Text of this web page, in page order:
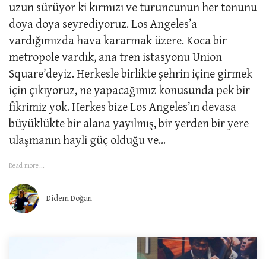
uzun sürüyor ki kırmızı ve turuncunun her tonunu
doya doya seyrediyoruz. Los Angeles’a
vardığımızda hava kararmak üzere. Koca bir
metropole vardık, ana tren istasyonu Union
Square’deyiz. Herkesle birlikte şehrin içine girmek
için çıkıyoruz, ne yapacağımız konusunda pek bir
fikrimiz yok. Herkes bize Los Angeles’ın devasa
büyüklükte bir alana yayılmış, bir yerden bir yere
ulaşmanın hayli güç olduğu ve...
Read more...
Didem Doğan